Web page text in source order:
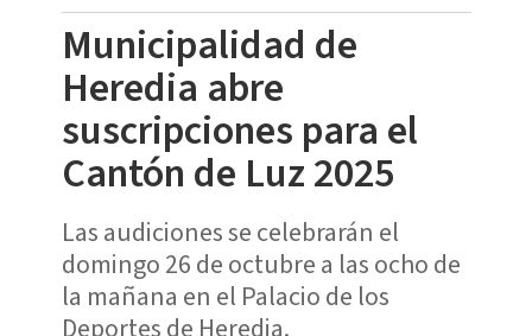
Municipalidad de
Heredia abre
suscripciones para el
Cantón de Luz 2025
Las audiciones se celebrarán el
domingo 26 de octubre a las ocho de
la mañana en el Palacio de los